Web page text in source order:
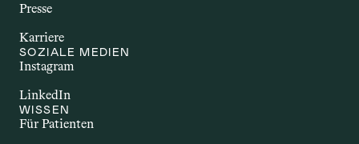
Arthritis oder Morbus Crohn. Sie gehen
häufig mit Entzündungen und einer
wird untersucht, ob bestimmte
Presse
Karriere
SOZIALE MEDIEN
Instagram
LinkedIn
WISSEN
Für Patienten